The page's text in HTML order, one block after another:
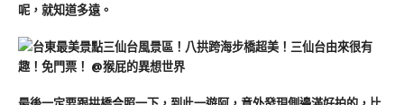
呢，就知道多遠。